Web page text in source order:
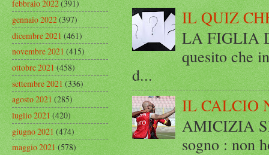
IL QUIZ
LA FIGLIA
quesito che
d...
IL CALCIO
AMICIZIA
sogno : non
febbraio 2022(391)
gennaio 2022(397)
dicembre 2021(461)
novembre 2021(415)
ottobre 2021(458)
settembre 2021(336)
agosto 2021(285)
luglio 2021(420)
giugno 2021(474)
maggio 2021(578)